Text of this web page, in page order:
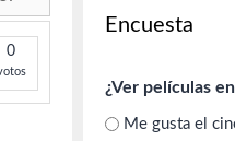
0
Encuesta
¿Ver películas
Me gusta el